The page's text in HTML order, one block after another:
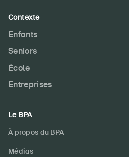
Contexte
Enfants
Seniors
École
Entreprises
Le BPA
À propos du BPA
Médias